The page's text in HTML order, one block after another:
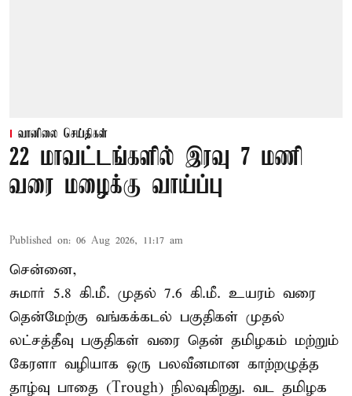
வானிலை செய்திகள்
22 மாவட்டங்களில் இரவு 7 மணி
வரை மழைக்கு வாய்ப்பு
Published on: 06 Aug 2026, 11:17 am
சென்னை,
சுமார் 5.8 கி.மீ. முதல் 7.6 கி.மீ. உயரம் வரை
தென்மேற்கு வங்கக்கடல் பகுதிகள் முதல்
லட்சத்தீவு பகுதிகள் வரை தென் தமிழகம் மற்றும்
கேரளா வழியாக ஒரு பலவீனமான காற்றழுத்த
தாழ்வு பாதை (Trough) நிலவுகிறது. வட தமிழக